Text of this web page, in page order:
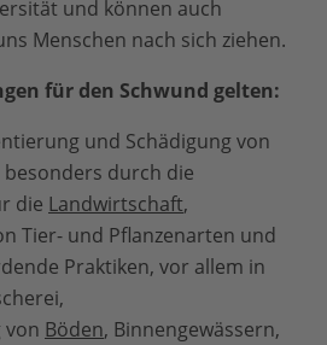
und können auch
Menschen nach sich ziehen.
für den Schwund gelten:
und Schädigung von
durch die
die Landwirtschaft,
Tier- und Pflanzenarten und
Praktiken, vor allem in
von Böden, Binnengewässern,